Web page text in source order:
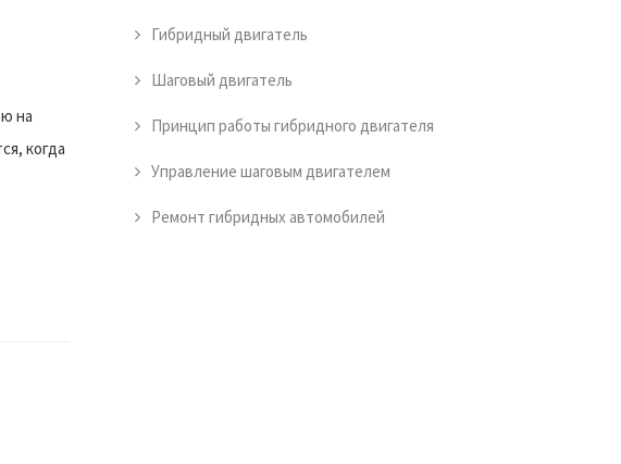
на
когда
Гибридный двигатель
Шаговый двигатель
Принцип работы гибридного двигателя
Управление шаговым двигателем
Ремонт гибридных автомобилей